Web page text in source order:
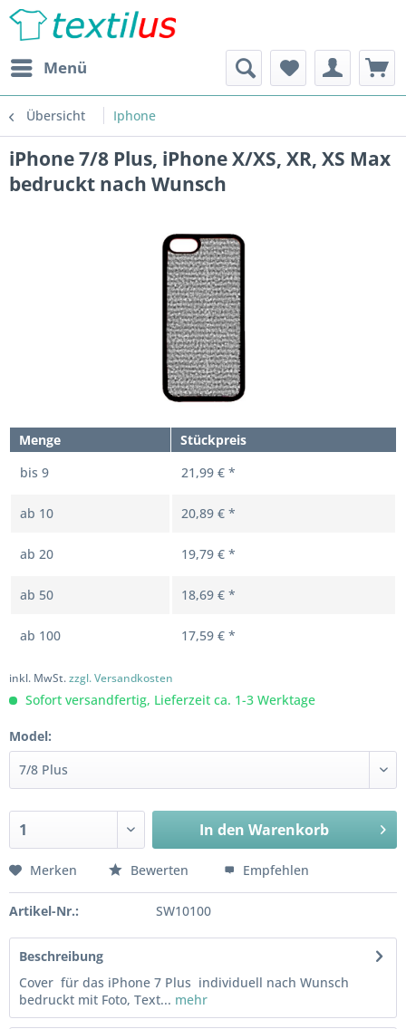
Menü
Übersicht Iphone
iPhone 7/8 Plus, iPhone X/XS, XR, XS Max
bedruckt nach Wunsch
Menge
Stückpreis
bis 9 21,99 € *
ab 10 20,89 € *
ab 20 19,79 € *
ab 50 18,69 € *
ab 100 17,59 € *
inkl. MwSt.zzgl. Versandkosten
Sofort versandfertig, Lieferzeit ca. 1-3 Werktage
Model:
In den Warenkorb
Merken Bewerten Empfehlen
Artikel-Nr.: SW10100
Beschreibung
Cover für das iPhone 7 Plus individuell nach Wunsch
bedruckt mit Foto, Text... mehr